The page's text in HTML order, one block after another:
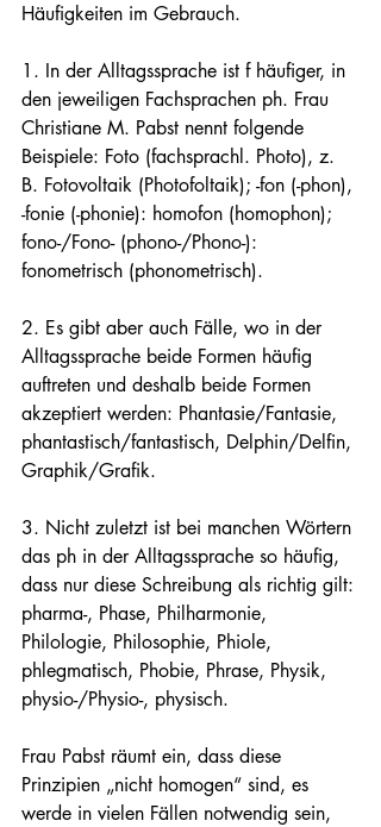
Häufigkeiten im Gebrauch.
1. In der Alltagssprache ist f häufiger, in
den jeweiligen Fachsprachen ph. Frau
Christiane M. Pabst nennt folgende
Beispiele: Foto (fachsprachl. Photo), z.
B. Fotovoltaik (Photofoltaik); -fon (-phon),
-fonie (-phonie): homofon (homophon);
fono-/Fono- (phono-/Phono-):
fonometrisch (phonometrisch).
2. Es gibt aber auch Fälle, wo in der
Alltagssprache beide Formen häufig
auftreten und deshalb beide Formen
akzeptiert werden: Phantasie/Fantasie,
phantastisch/fantastisch, Delphin/Delfin,
Graphik/Grafik.
3. Nicht zuletzt ist bei manchen Wörtern
das ph in der Alltagssprache so häufig,
dass nur diese Schreibung als richtig gilt:
pharma-, Phase, Philharmonie,
Philologie, Philosophie, Phiole,
phlegmatisch, Phobie, Phrase, Physik,
physio-/Physio-, physisch.
Frau Pabst räumt ein, dass diese
Prinzipien „nicht homogen“ sind, es
werde in vielen Fällen notwendig sein,